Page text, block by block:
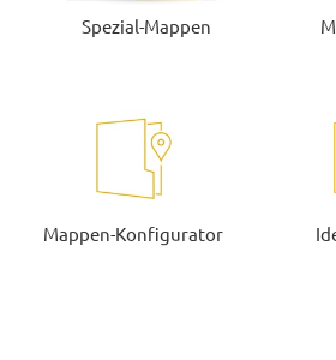
Spezial-Mappen
Mappen-Konfigurator